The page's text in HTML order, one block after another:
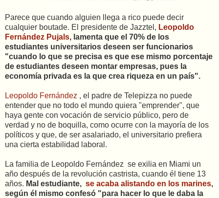
Parece que cuando alguien llega a rico puede decir
cualquier boutade. El presidente de Jazztel, Leopoldo
Fernández Pujals, lamenta que el 70% de los
estudiantes universitarios deseen ser funcionarios
"cuando lo que se precisa es que ese mismo porcentaje
de estudiantes deseen montar empresas, pues la
economía privada es la que crea riqueza en un país".
Leopoldo Fernández , el padre de Telepizza no puede
entender que no todo el mundo quiera "emprender", que
haya gente con vocación de servicio público, pero de
verdad y no de boquilla, como ocurre con la mayoría de los
políticos y que, de ser asalariado, el universitario prefiera
una cierta estabilidad laboral.
La familia de Leopoldo Fernández se exilia en Miami un
año después de la revolución castrista, cuando él tiene 13
años. Mal estudiante, se acaba alistando en los marines,
según él mismo confesó "para hacer lo que le daba la